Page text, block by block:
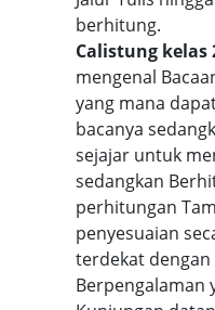
berhitung.
Calistung kelas
mengenal
yang mana
bacanya
sejajar untuk
sedangkan
perhitungan
penyesuaian
terdekat
Berpengalaman